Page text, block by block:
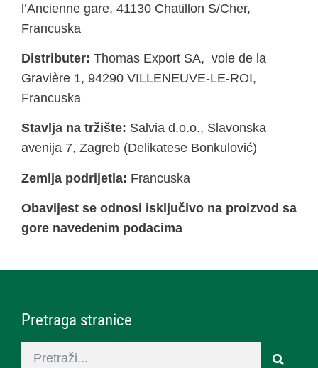
l’Ancienne gare, 41130 Chatillon S/Cher,
Francuska
Distributer: Thomas Export SA, voie de la
Gravière 1, 94290 VILLENEUVE-LE-ROI,
Francuska
Stavlja na tržište: Salvia d.o.o., Slavonska
avenija 7, Zagreb (Delikatese Bonkulović)
Zemlja podrijetla: Francuska
Obavijest se odnosi isključivo na proizvod sa
gore navedenim podacima
Pretraga stranice